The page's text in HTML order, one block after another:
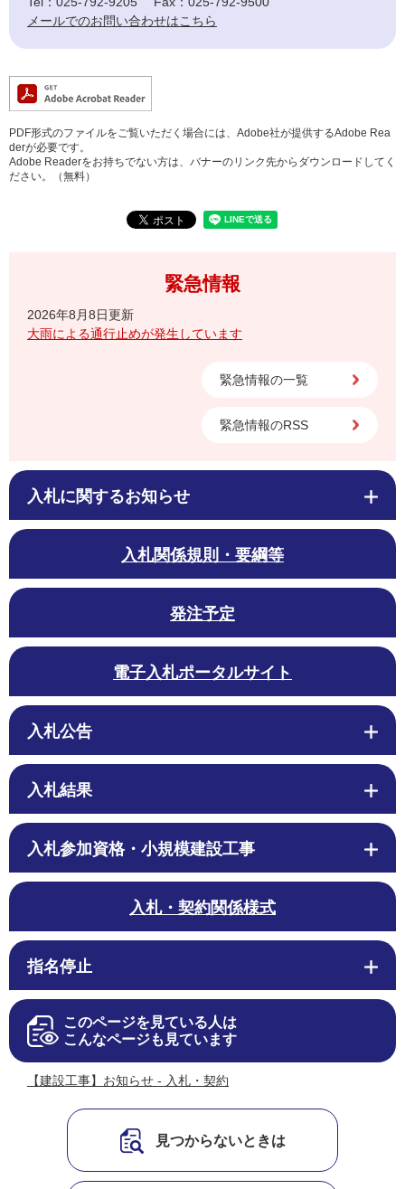
メールでのお問い合わせはこちら
PDF形式のファイルをご覧いただく場合には、Adobe社が提供するAdobe Rea
derが必要です。
Adobe Readerをお持ちでない方は、バナーのリンク先からダウンロードしてく
ださい。（無料）
緊急情報
2026年8月8日更新
大雨による通行止めが発生しています
緊急情報の一覧
緊急情報のRSS
入札に関するお知らせ
入札関係規則・要綱等
発注予定
電子入札ポータルサイト
入札公告
入札結果
入札参加資格・小規模建設工事
入札・契約関係様式
指名停止
このページを見ている人は
こんなページも見ています
【建設工事】お知らせ - 入札・契約
見つからないときは